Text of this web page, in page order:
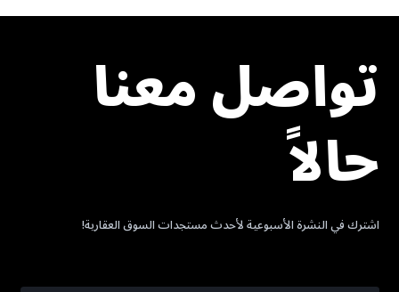
تواصل معنا
حالاً
اشترك في النشرة الأسبوعية لأحدث مستجدات السوق العقارية!